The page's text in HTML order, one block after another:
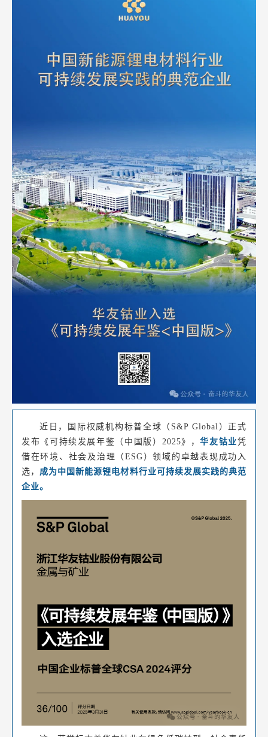
近日，国际权威机构标普全球（S&P Global）正式
发布《可持续发展年鉴（中国版）2025》，华友钴业凭
借在环境、社会及治理（ESG）领域的卓越表现成功入
选， 成为中国新能源锂电材料行业可持续发展实践的典范
企业。